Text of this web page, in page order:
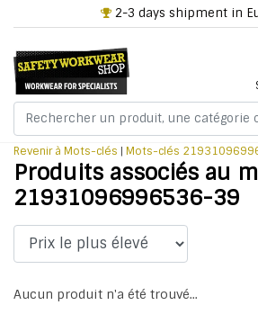
2-3 days shipment in
Revenir à Mots-clés | Mots-clés
Produits associés au
21931096996536-39
Aucun produit n'a été trouvé...